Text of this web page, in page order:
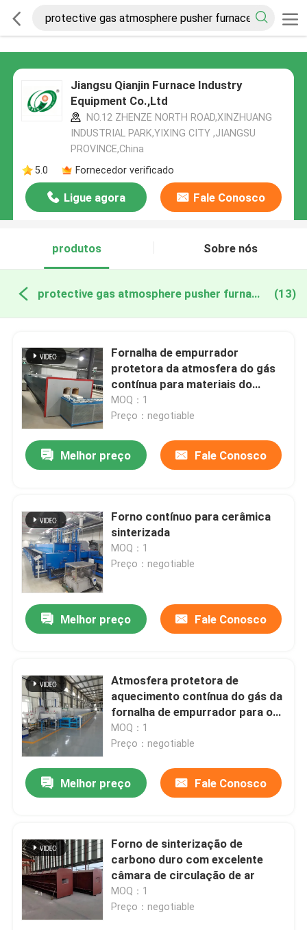
Jiangsu Qianjin Furnace Industry
Equipment Co.,Ltd
NO.12 ZHENZE NORTH ROAD,XINZHUANG
INDUSTRIAL PARK,YIXING CITY ,JIANGSU
PROVINCE,China
5.0
Fornecedor verificado
Ligue agora Fale Conosco
produtos Sobre nós
protective gas atmosphere pusher furnace fabricação online (13)
Fornalha de empurrador
protetora da atmosfera do gás
contínua para materiais do
cátodo e do ânodo da bateria de
lítio
MOQ：1
Preço：negotiable
Melhor preço Fale Conosco
Forno contínuo para cerâmica
sinterizada
MOQ：1
Preço：negotiable
Melhor preço Fale Conosco
Atmosfera protetora de
aquecimento contínua do gás da
fornalha de empurrador para o
ânodo da grafite
MOQ：1
Preço：negotiable
Melhor preço Fale Conosco
Forno de sinterização de
carbono duro com excelente
câmara de circulação de ar
MOQ：1
Preço：negotiable